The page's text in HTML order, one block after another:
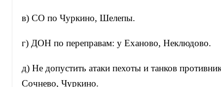
в) СО по Чуркино, Шелепы.
г) ДОН по переправам: у Еханово, Неклюдово.
д) Не допустить атаки пехоты и танков
Сочнево, Чуркино.